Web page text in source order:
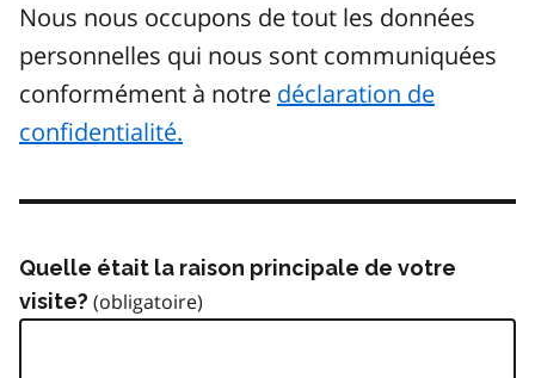
Nous nous occupons de tout les données
personnelles qui nous sont communiquées
conformément à notre déclaration de
confidentialité.
Quelle était la raison principale de votre
visite?